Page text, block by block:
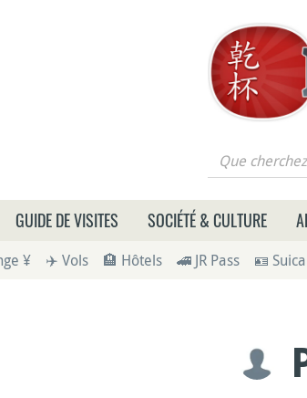
Que cherchez-vous ?
GUIDE DE VISITES SOCIÉTÉ & CULTURE
¥ ✈️ Vols 🏨 Hôtels 🚄 JR Pass 🪪 Suica